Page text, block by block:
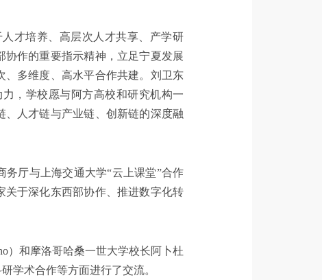
才培养、高层次人才共享、产学研
作的重要指示精神，立足宁夏发展
、多维度、高水平合作共建。刘卫东
，学校愿与阿方高校和研究机构一
人才链与产业链、创新链的深度融
厅与上海交通大学“云上课堂”合作
于深化东西部协作、推进数字化转
）和摩洛哥哈桑一世大学校长阿卜杜
学术合作等方面进行了交流。